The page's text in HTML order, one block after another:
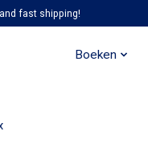
fast shipping!
Boeken